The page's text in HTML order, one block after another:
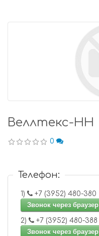
Веллтекс-НН
0
Телефон:
1)
+7 (3952) 480-380
Звонок через браузер
2)
+7 (3952) 480-388
Звонок через браузер